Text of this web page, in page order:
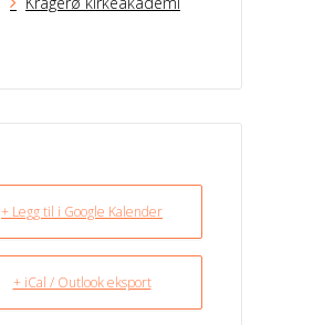
+ Legg til i Google Kalender
+ iCal / Outlook eksport